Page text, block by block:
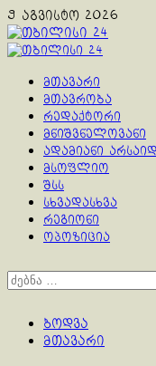
Skip
to
content
9 აგვისტო 2026
Primary
მთავარი
მთავრობა
რედაქტორი
მნიშვნელოვანი
ადამიანი
მსოფლიო
შსს
სხვადასხვა
რეგიონი
ოპოზიცია
ძებნა:
ბოდვა
მთავარი